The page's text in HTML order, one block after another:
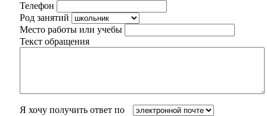
Телефон
Род занятий
Место работы или учебы
Текст обращения
Я хочу получить ответ по